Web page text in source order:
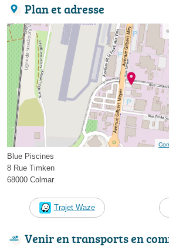
Plan et adresse
Blue Piscines
8 Rue Timken
68000 Colmar
Trajet Waze
Venir en transports en